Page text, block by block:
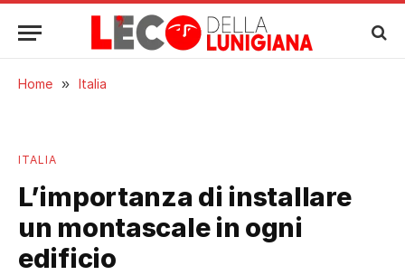
Home » Italia
ITALIA
L’importanza di installare
un montascale in ogni
edificio